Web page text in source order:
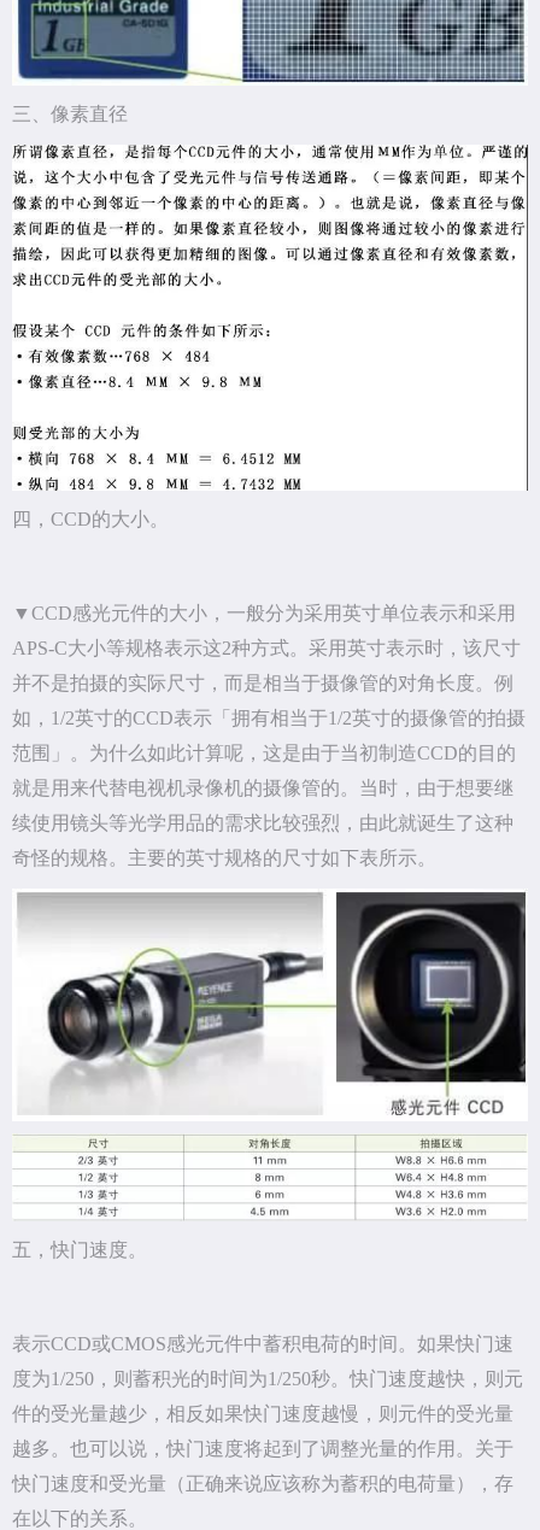
三、像素直径
四，CCD的大小。
▼CCD感光元件的大小，一般分为采用英寸单位表示和采用
APS-C大小等规格表示这2种方式。采用英寸表示时，该尺寸
并不是拍摄的实际尺寸，而是相当于摄像管的对角长度。例
如，1/2英寸的CCD表示「拥有相当于1/2英寸的摄像管的拍摄
范围」。为什么如此计算呢，这是由于当初制造CCD的目的
就是用来代替电视机录像机的摄像管的。当时，由于想要继
续使用镜头等光学用品的需求比较强烈，由此就诞生了这种
奇怪的规格。主要的英寸规格的尺寸如下表所示。
五，快门速度。
表示CCD或CMOS感光元件中蓄积电荷的时间。如果快门速
度为1/250，则蓄积光的时间为1/250秒。快门速度越快，则元
件的受光量越少，相反如果快门速度越慢，则元件的受光量
越多。也可以说，快门速度将起到了调整光量的作用。关于
快门速度和受光量（正确来说应该称为蓄积的电荷量），存
在以下的关系。